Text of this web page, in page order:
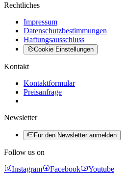
Rechtliches
Impressum
Datenschutzbestimmungen
Haftungsausschluss
Cookie Einstellungen
Kontakt
Kontaktformular
Preisanfrage
Newsletter
Für den Newsletter anmelden
Follow us on
Instagram
Facebook Youtube